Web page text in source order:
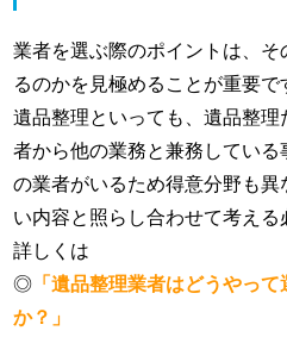
業者を選ぶ際のポイントは、
るのかを見極めることが重要で
遺品整理といっても、遺品整
者から他の業務と兼務してい
の業者がいるため得意分野も
い内容と照らし合わせて考える
詳しくは
◎ 「遺品整理業者はどうやっ
か？」